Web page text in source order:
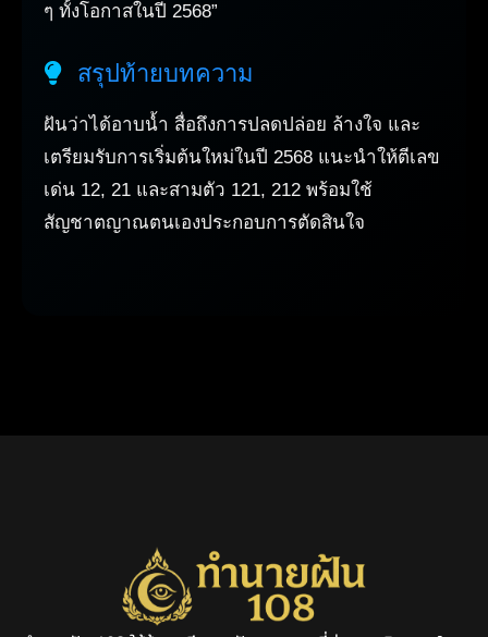
ๆ ทั้งโอกาสในปี 2568”
สรุปท้ายบทความ
ฝันว่าได้อาบน้ำ สื่อถึงการปลดปล่อย ล้างใจ และ
เตรียมรับการเริ่มต้นใหม่ในปี 2568 แนะนำให้ตีเลข
เด่น 12, 21 และสามตัว 121, 212 พร้อมใช้
สัญชาตญาณตนเองประกอบการตัดสินใจ